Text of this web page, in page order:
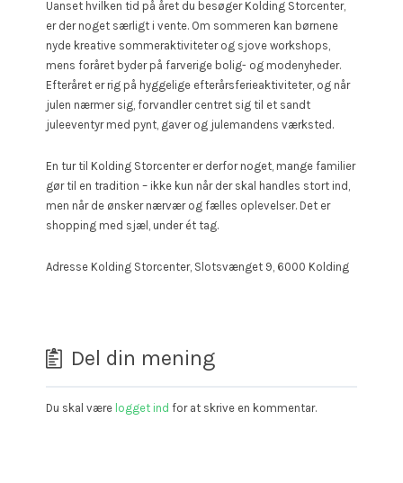
Uanset hvilken tid på året du besøger Kolding Storcenter,
er der noget særligt i vente. Om sommeren kan børnene
nyde kreative sommeraktiviteter og sjove workshops,
mens foråret byder på farverige bolig- og modenyheder.
Efteråret er rig på hyggelige efterårsferieaktiviteter, og når
julen nærmer sig, forvandler centret sig til et sandt
juleeventyr med pynt, gaver og julemandens værksted.
En tur til Kolding Storcenter er derfor noget, mange familier
gør til en tradition – ikke kun når der skal handles stort ind,
men når de ønsker nærvær og fælles oplevelser. Det er
shopping med sjæl, under ét tag.
Adresse Kolding Storcenter, Slotsvænget 9, 6000 Kolding
Del din mening
Du skal være logget ind for at skrive en kommentar.